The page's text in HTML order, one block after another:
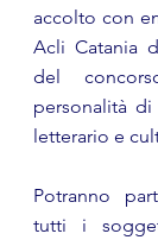
accolto con
Acli Catania
del
personalità
letterario e
Potranno
tutti i